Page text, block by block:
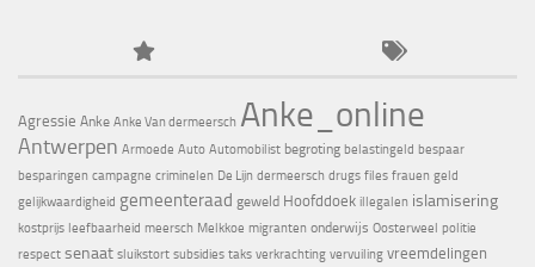
Agressie Anke Anke Van dermeersch Anke_online
Antwerpen Armoede Auto Automobilist begroting belastingeld bespaar
besparingen campagne criminelen De Lijn dermeersch drugs files frauen geld
gelijkwaardigheid gemeenteraad geweld Hoofddoek illegalen islamisering
kostprijs leefbaarheid meersch Melkkoe migranten onderwijs Oosterweel politie
respect senaat sluikstort subsidies taks verkrachting vervuiling vreemdelingen